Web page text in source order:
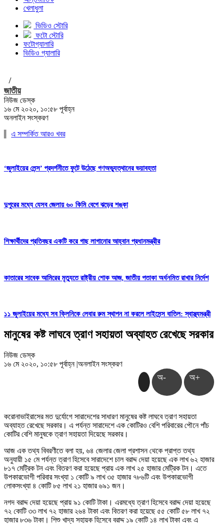
খেলাধুলা
ভিডিও স্টোরি
ফটো স্টোরি
ফটোগ্যালারি
ভিডিও গ্যালারি
/
জাতীয়
নিউজ ডেস্ক
১৬ মে ২০২০, ১০:৫৮ পূর্বাহ্ন
অনলাইন সংস্করণ
এ সম্পর্কিত আরও খবর
‘জুলাইয়ের লেন্স’ প্রদর্শনীতে ফুটে উঠেছে গণঅভ্যুত্থানের ভয়াবহতা
দুপুরের মধ্যে যেসব জেলায় ৬০ কিমি বেগে ঝড়ের শঙ্কা
শিক্ষার্থীদের প্রতিবছর একটি করে গাছ লাগানোর আহ্বান প্রধানমন্ত্রীর
কাতারের সাবেক আমিরের মৃত্যুতে রাষ্ট্রীয় শোক আজ, জাতীয় পতাকা অর্ধনমিত রাখার নির্দেশ
১১ জুলাইয়ের মধ্যে সব ক্লিনিকে লেবার রুম স্থাপন না করলে লাইসেন্স বাতিল: স্বাস্থ্যমন্ত্রী
মানুষের কষ্ট লাঘবে ত্রাণ সহায়তা অব্যাহত রেখেছে সরকার
নিউজ ডেস্ক
১৬ মে ২০২০, ১০:৫৮ পূর্বাহ্ন |অনলাইন সংস্করণ
অ- অ+
করোনাভাইরাসের মত দুর্যোগে সারাদেশের সাধারণ মানুষের কষ্ট লাঘবে ত্রাণ সহায়তা
অব্যাহত রেখেছে সরকার। এ পর্যন্ত সারাদেশে এক কোটিরও বেশি পরিবারের পৌনে পাঁচ
কোটির বেশি মানুষকে ত্রাণ সহায়তা দিয়েছে সরকার।
আজ এক তথ্য বিবরণীতে বলা হয়, ৬৪ জেলার জেলা প্রশাসন থেকে প্রাপ্ত তথ্য
অনুযায়ী ১৫ মে পর্যন্ত ত্রাণ হিসেবে সারাদেশে চাল বরাদ্দ দেয়া হয়েছে এক লাখ ৬২ হাজার
৮১৭ মেট্রিক টন এবং বিতরণ করা হয়েছে প্রায় এক লাখ ২৫ হাজার মেট্রিক টন। এতে
উপকারভোগী পরিবার সংখ্যা ১ কোটি ৯ লাখ ৩৫ হাজার ৭৮৬টি এবং উপকারভোগী
লোকসংখ্যা ৪ কোটি ৮৫ লাখ ২১ হাজার ৬৯১ জন।
নগদ বরাদ্দ দেয়া হয়েছে প্রায় ৯১ কোটি টাকা। এরমধ্যে ত্রাণ হিসেবে বরাদ্দ দেয়া হয়েছে
৭২ কোটি ৩৩ লাখ ৭২ হাজার ২৬৪ টাকা এবং বিতরণ করা হয়েছে ৫৫ কোটি ৫৮ লাখ ৭২
হাজার ৮৩৬ টাকা। শিশু খাদ্য সহায়ক হিসেবে বরাদ্দ ১৯ কোটি ১৪ লাখ টাকা এবং এ